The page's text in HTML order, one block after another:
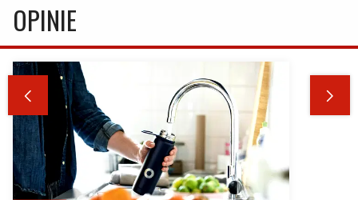
OPINIE
 